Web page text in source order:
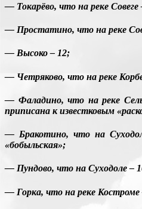
— Токарёво, что на реке Совеге
— Простатино, что на реке
— Высоко – 12;
— Четряково, что на реке
— Фаладино, что на реке
приписана к известковым
— Бракотино, что на
«бобыльская»;
— Пундово, что на Суходоле –
— Горка, что на реке Костроме